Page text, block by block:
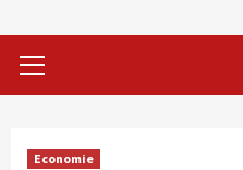
Menu
Economie